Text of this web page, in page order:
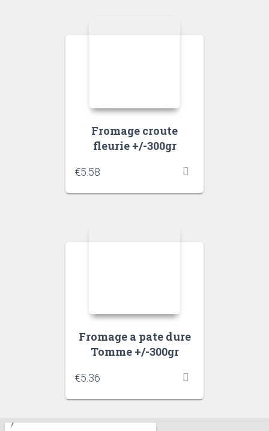
Fromage croute
fleurie +/-300gr
€5.58
Fromage a pate dure
Tomme +/-300gr
€5.36